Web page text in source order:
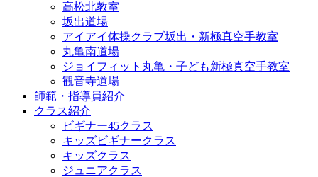
高松北教室
坂出道場
アイアイ体操クラブ坂出・新極真空手教室
丸亀南道場
ジョイフィット丸亀・子ども新極真空手教室
観音寺道場
師範・指導員紹介
クラス紹介
ビギナー45クラス
キッズビギナークラス
キッズクラス
ジュニアクラス